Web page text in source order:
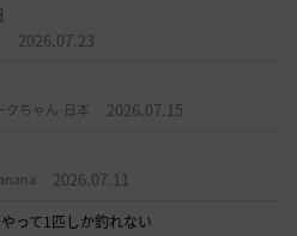
2026.07.23
クちゃん-日本 2026.07.15
2026.07.11
って1匹しか釣れない